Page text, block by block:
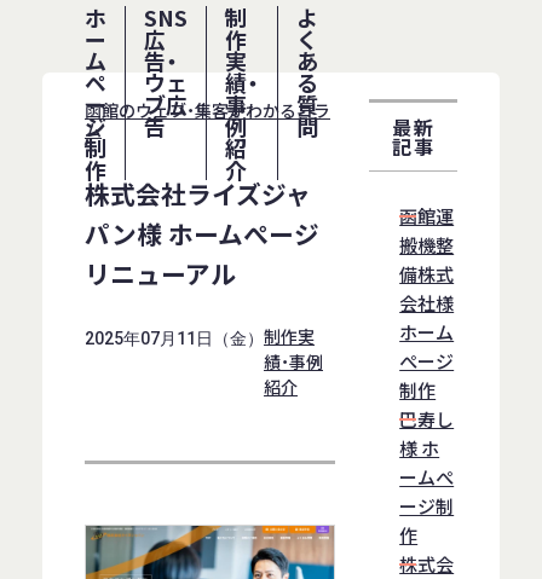
ホ
ー
ム
ペ
ー
ジ
制
作
SNS
広
告・
ウェ
ブ広
告
制
作
実
績・
事
例
紹
介
よ
く
あ
る
質
問
函館のウェブ・集客がわかるコラ
ム
株式会社ライズジャ
パン様 ホームぺージ
リニューアル
2025年07月11日（金） 制作実
績・事例
紹介
最新
記事
函館運
搬機整
備株式
会社様
ホーム
ぺージ
制作
巴寿し
様 ホ
ームぺ
ージ制
作
株式会